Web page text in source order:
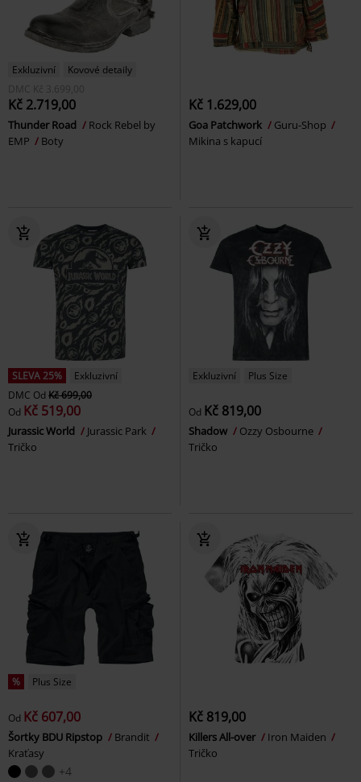
Exkluzivní
Kovové detaily
DMC
Kč 3.699,00
Kč 2.719,00
Thunder Road
Rock Rebel by
EMP
Boty
Kč 1.629,00
Goa Patchwork
Guru-Shop
Mikina s kapucí
SLEVA 25%
Exkluzivní
DMC Od Kč 699,00
Od Kč 519,00
Jurassic World
Jurassic Park
Tričko
Exkluzivní Plus Size
Od Kč 819,00
Shadow
Ozzy Osbourne
Tričko
% Plus Size
Od Kč 607,00
Šortky BDU Ripstop
Brandit
Kraťasy
+4
Kč 819,00
Killers All-over
Iron Maiden
Tričko